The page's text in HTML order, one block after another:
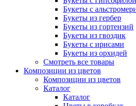
Букеты с
Букеты из гербер
Букеты из гортензий
Букеты из гвоздик
Букеты с ирисами
Букеты из орхидей
Смотреть все товары
Композиции из цветов
Композиции из цветов
Каталог
Каталог